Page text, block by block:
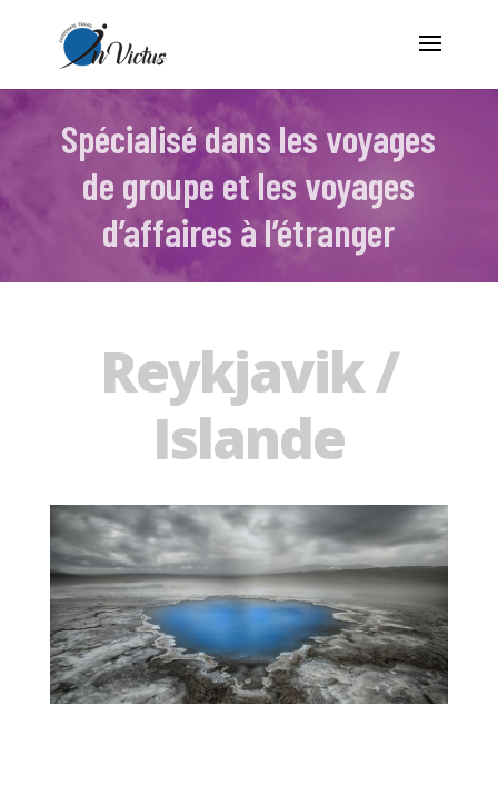
Spécialisé dans les voyages
de groupe et les voyages
d’affaires à l’étranger
Reykjavik /
Islande